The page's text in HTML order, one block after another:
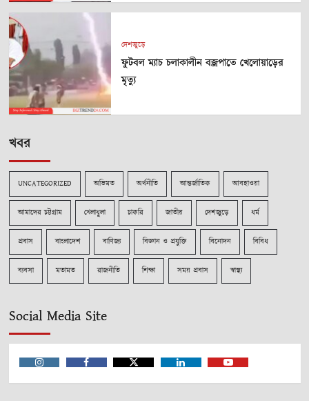
দেশজুড়ে
ফুটবল ম্যাচ চলাকালীন বজ্রপাতে খেলোয়াড়ের
মৃত্যু
খবর
UNCATEGORIZED অভিমত অর্থনীতি আন্তর্জাতিক আবহাওয়া
আমাদের চট্টগ্রাম খেলাধুলা চাকরি জাতীয় দেশজুড়ে ধর্ম
প্রবাস বাংলাদেশ বাণিজ্য বিজ্ঞান ও প্রযুক্তি বিনোদন বিবিধ
ব্যবসা মতামত রাজনীতি শিক্ষা সময় প্রবাস স্বাস্থ্য
Social Media Site
Instagram Facebook Twitter Linkedin Youtube